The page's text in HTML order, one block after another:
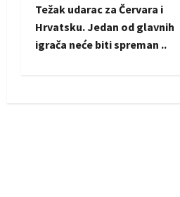
t
n
Težak udarac za Červara i
Hrvatsku. Jedan od glavnih
igrača neće biti spreman ..